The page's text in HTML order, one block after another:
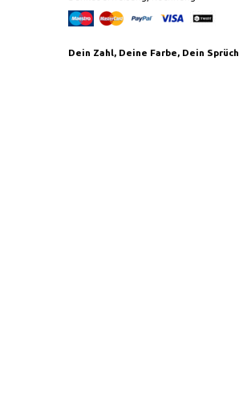
Dein Zahl, Deine Farbe, Dein Sprüch